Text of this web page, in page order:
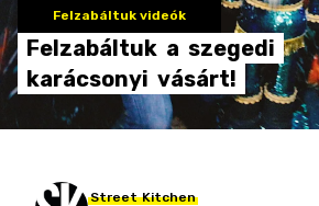
Felzabáltuk videók
Felzabáltuk a szegedi
karácsonyi vásárt!
Street Kitchen